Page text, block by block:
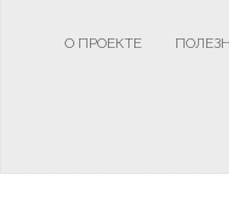
О ПРОЕКТЕ